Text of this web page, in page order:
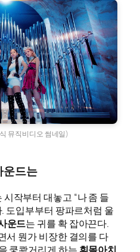
뮤직비디오 썸네일)
운드는
시작부터 대놓고 “나 좀 들
도입부부터 팡파르처럼 울
운드는 귀를 확 잡아끈다.
서 뭔가 비장한 결의를 다